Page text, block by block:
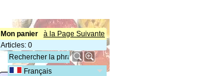
à la Page Suivante
Mon panier
Articles: 0
Français